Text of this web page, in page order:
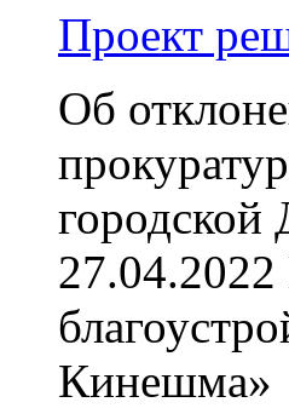
Проект
Об
городской
Кинешма»